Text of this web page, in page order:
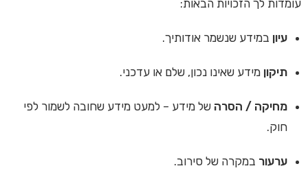
עומדות לך הזכויות הבאות:
עיון במידע שנשמר אודותיך.
תיקון מידע שאינו נכון, שלם או עדכני.
מחיקה / הסרה של מידע – למעט מידע שחובה לשמור לפי
חוק.
ערעור במקרה של סירוב.